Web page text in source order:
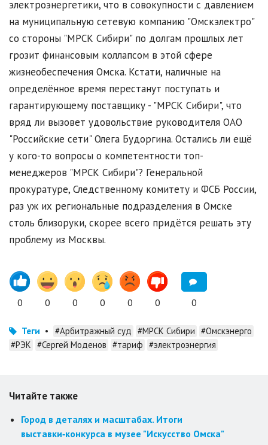
электроэнергетики, что в совокупности с давлением
на муниципальную сетевую компанию "Омскэлектро"
со стороны "МРСК Сибири" по долгам прошлых лет
грозит финансовым коллапсом в этой сфере
жизнеобеспечения Омска. Кстати, наличные на
определённое время перестанут поступать и
гарантирующему поставщику - "МРСК Сибири", что
вряд ли вызовет удовольствие руководителя ОАО
"Российские сети" Олега Будоргина. Остались ли ещё
у кого-то вопросы о компетентности топ-
менеджеров "МРСК Сибири"? Генеральной
прокуратуре, Следственному комитету и ФСБ России,
раз уж их региональные подразделения в Омске
столь близоруки, скорее всего придётся решать эту
проблему из Москвы.
0 0 0 0 0 0 0
Теги • #Арбитражный суд #МРСК Сибири #Омскэнерго
#РЭК #Сергей Моденов #тариф #электроэнергия
Читайте также
Город в деталях и масштабах. Итоги
выставки‑конкурса в музее "Искусство Омска"